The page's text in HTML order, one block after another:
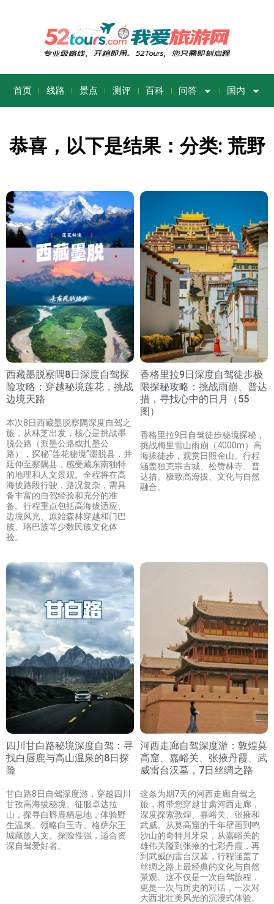
首页 线路 景点 测评 百科 问答 国内
恭喜，以下是结果：分类: 荒野
西藏墨脱察隅8日深度自驾探
险攻略：穿越秘境莲花，挑战
边境天路
本次8日西藏墨脱察隅深度自驾之
旅，从林芝出发，核心是挑战墨
脱公路（派墨公路或扎墨公
路），探秘“莲花秘境”墨脱县，并
延伸至察隅县，感受藏东南独特
的地理和人文景观。全程将在高
海拔路段行驶，路况复杂，需具
备丰富的自驾经验和充分的准
备。行程重点包括高海拔适应、
边境风光、原始森林穿越和门巴
族、珞巴族等少数民族文化体
验。
香格里拉9日深度自驾徒步极
限探秘攻略：挑战雨崩、普达
措，寻找心中的日月（55
图）
香格里拉9日自驾徒步秘境探秘，
挑战梅里雪山雨崩（4000m）高
海拔徒步，观赏日照金山。行程
涵盖独克宗古城、松赞林寺、普
达措。极致高海拔、文化与自然
融合。
四川甘白路秘境深度自驾：寻
找白唇鹿与高山温泉的8日探
险
甘白路8日自驾深度游，穿越四川
甘孜高海拔秘境。征服卓达拉
山，探寻白唇鹿栖息地，体验野
生温泉。领略白玉寺、格萨尔王
城藏族人文。探险性强，适合资
深自驾爱好者。
河西走廊自驾深度游：敦煌莫
高窟、嘉峪关、张掖丹霞、武
威雷台汉墓，7日丝绸之路
这条为期7天的河西走廊自驾之
旅，将带您穿越甘肃河西走廊，
深度探索敦煌、嘉峪关、张掖和
武威。从莫高窟的千年壁画到鸣
沙山的奇特月牙泉，从嘉峪关的
雄伟关隘到张掖的七彩丹霞，再
到武威的雷台汉墓，行程涵盖了
丝绸之路上最经典的文化与自然
景观。这不仅是一次自驾旅程，
更是一次与历史的对话，一次对
大西北壮美风光的沉浸式体验。